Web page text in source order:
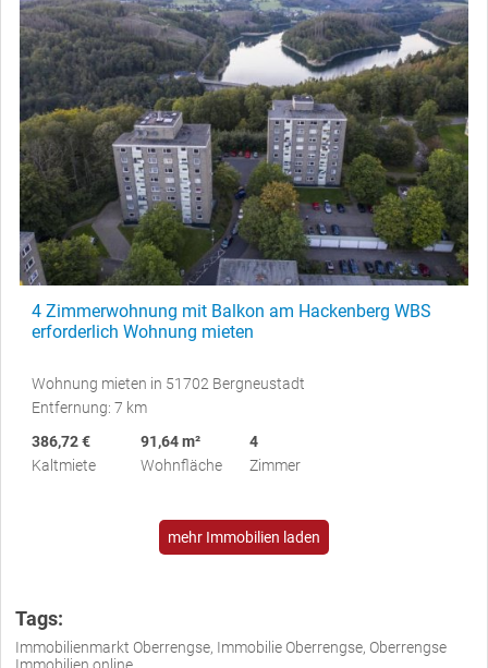
4 Zimmerwohnung mit Balkon am Hackenberg WBS
erforderlich Wohnung mieten
Wohnung mieten in 51702 Bergneustadt
Entfernung: 7 km
386,72 €
Kaltmiete
91,64 m²
Wohnfläche
4
Zimmer
mehr Immobilien laden
Tags:
Immobilienmarkt Oberrengse, Immobilie Oberrengse, Oberrengse
Immobilien online